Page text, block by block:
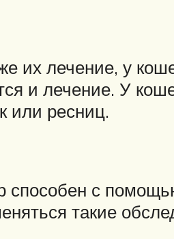
их лечение, у
и лечение. У
или ресниц.
способен с
такие